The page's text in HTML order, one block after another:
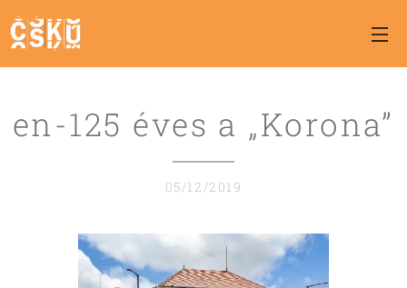
en-125 éves a „Korona”
05/12/2019